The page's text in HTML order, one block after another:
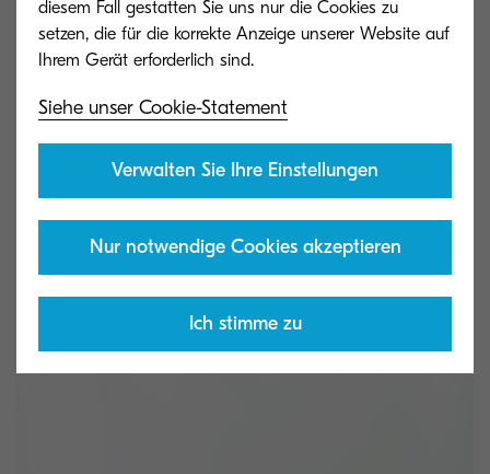
diesem Fall gestatten Sie uns nur die Cookies zu
setzen, die für die korrekte Anzeige unserer Website auf
Siehe unser Cookie-Statement
Verwalten Sie Ihre Einstellungen
Nur notwendige Cookies akzeptieren
Ich stimme zu